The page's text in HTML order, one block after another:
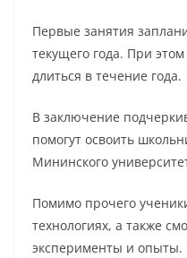
Первые занятия
текущего года. При
длиться в течение года.
В заключение
помогут освоить
Мининского
Помимо прочего
технологиях, а также
эксперименты и опыты.